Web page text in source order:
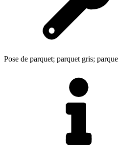
Pose de parquet; parquet gris;